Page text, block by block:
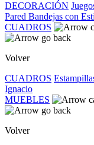
DECORACIÓN
Pared Bandejas con
CUADROS
Volver
CUADROS
Ignacio
MUEBLES
Volver